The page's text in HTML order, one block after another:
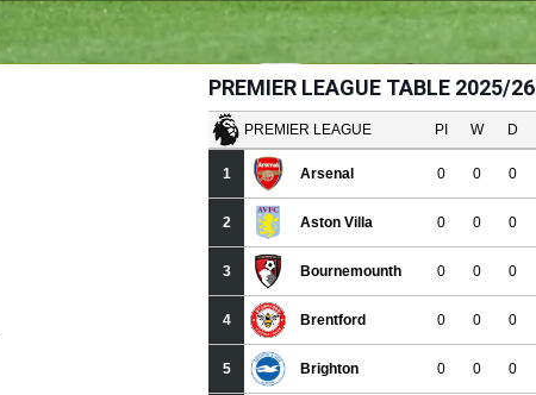
PREMIER LEAGUE TABLE 2025/26